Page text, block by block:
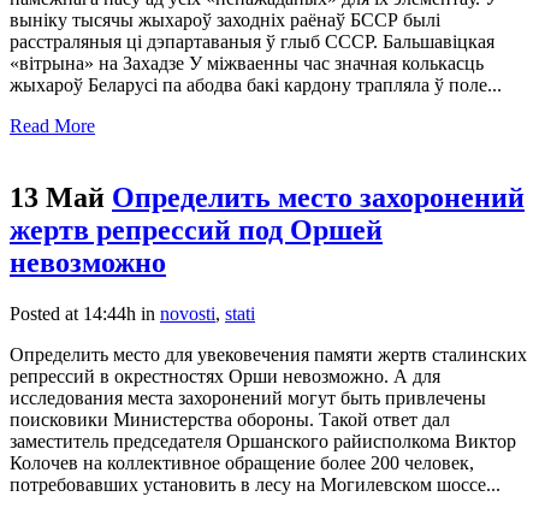
выніку тысячы жыхароў заходніх раёнаў БССР былі
расстраляныя ці дэпартаваныя ў глыб СССР. Бальшавіцкая
«вітрына» на Захадзе У міжваенны час значная колькасць
жыхароў Беларусі па абодва бакі кардону трапляла ў поле...
Read More
13 Май Определить место захоронений
жертв репрессий под Оршей
невозможно
Posted at 14:44h in novosti, stati
Определить место для увековечения памяти жертв сталинских
репрессий в окрестностях Орши невозможно. А для
исследования места захоронений могут быть привлечены
поисковики Министерства обороны. Такой ответ дал
заместитель председателя Оршанского райисполкома Виктор
Колочев на коллективное обращение более 200 человек,
потребовавших установить в лесу на Могилевском шоссе...